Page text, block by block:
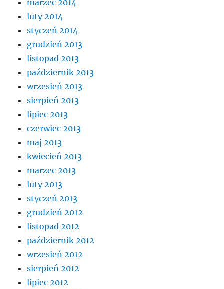
luty 2014
styczeń 2014
grudzień 2013
listopad 2013
październik 2013
wrzesień 2013
sierpień 2013
lipiec 2013
czerwiec 2013
maj 2013
kwiecień 2013
marzec 2013
luty 2013
styczeń 2013
grudzień 2012
listopad 2012
październik 2012
wrzesień 2012
sierpień 2012
lipiec 2012